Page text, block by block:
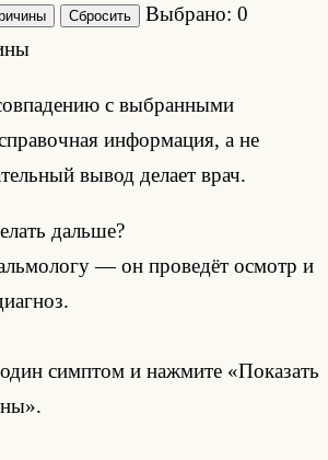
Сбросить Выбрано: 0
с выбранными
информация, а не
вывод делает врач.
дальше?
— он проведёт осмотр и
симптом и нажмите «Показать